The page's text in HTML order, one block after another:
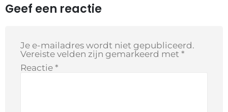
Geef een reactie
Je e-mailadres wordt niet gepubliceerd.
Vereiste velden zijn gemarkeerd met *
Reactie *